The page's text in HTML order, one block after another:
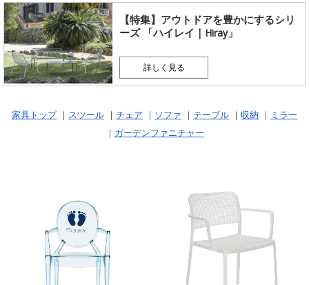
【特集】アウトドアを豊かにするシリ
ーズ 「ハイレイ｜Hiray」
詳しく見る
家具トップ｜ スツール ｜ チェア ｜ ソファ ｜ テーブル ｜ 収納 ｜ ミラー
｜ガーデンファニチャー